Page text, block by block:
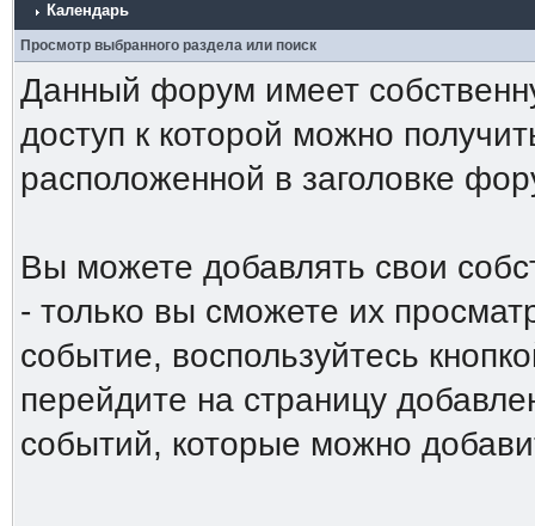
Календарь
Просмотр выбранного раздела или поиск
Данный форум имеет
доступ к которой можно
расположенной в заголовке
Вы можете добавлять свои
- только вы сможете их
событие, воспользуйтесь
перейдите на страницу
событий, которые можно